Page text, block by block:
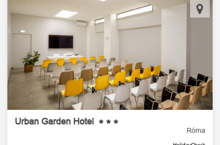
Urban Garden Hotel
Róma